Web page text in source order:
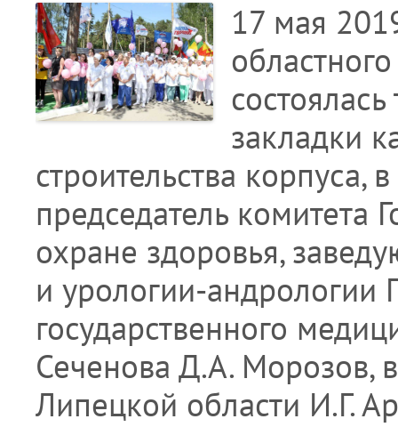
17 мая
закладки
строительства корпуса,
председатель комитета
охране здоровья,
и урологии-андрологии
государственного
Сеченова Д.А. Морозов,
Липецкой области И.Г.